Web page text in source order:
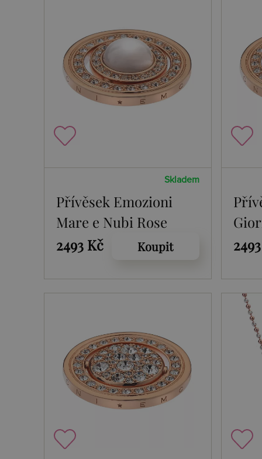
Skladem
Přívěsek Emozioni
Mare e Nubi Rose
Gold Coin
2493 Kč Koupit